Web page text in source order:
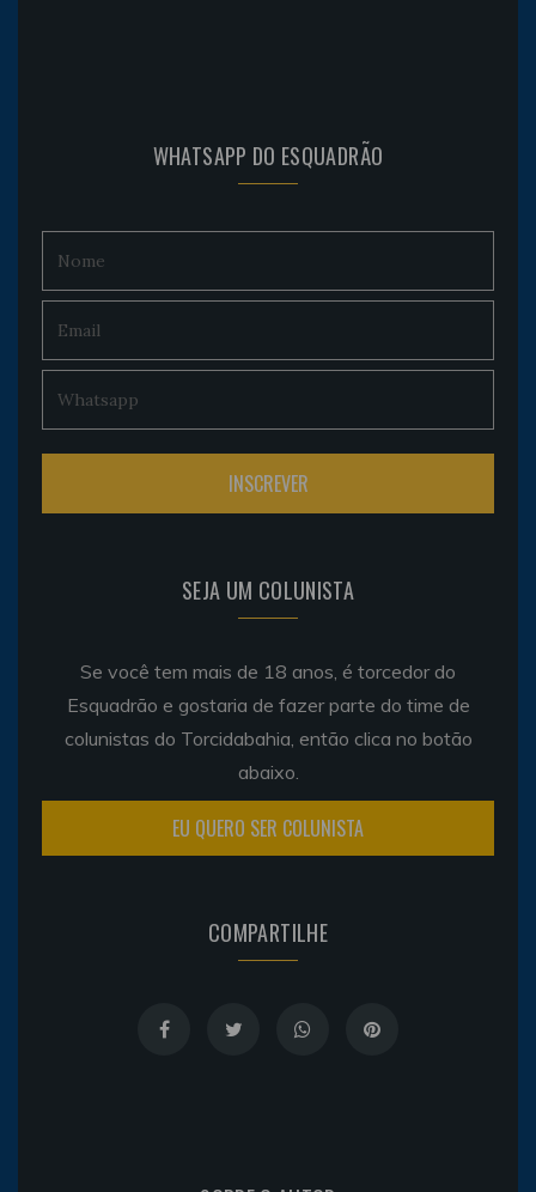
WHATSAPP DO ESQUADRÃO
SEJA UM COLUNISTA
Se você tem mais de 18 anos, é torcedor do
Esquadrão e gostaria de fazer parte do time de
colunistas do Torcidabahia, então clica no botão
abaixo.
EU QUERO SER COLUNISTA
COMPARTILHE